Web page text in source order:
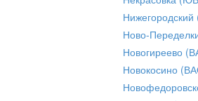
Ново-
Новогиреево
Новокосино